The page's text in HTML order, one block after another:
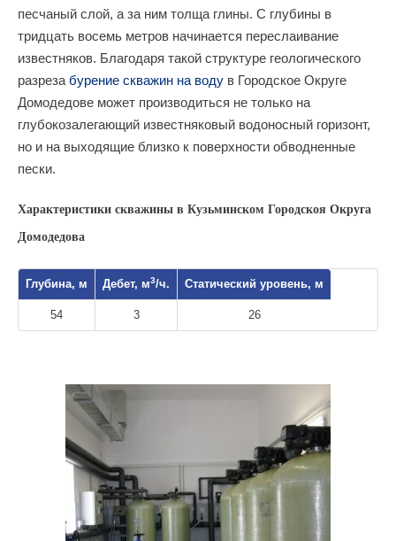
песчаный слой, а за ним толща глины. С глубины в
тридцать восемь метров начинается переслаивание
известняков. Благодаря такой структуре геологического
разреза бурение скважин на воду в Городское Округе
Домодедове может производиться не только на
глубокозалегающий известняковый водоносный горизонт,
но и на выходящие близко к поверхности обводненные
пески.
Характеристики скважины в Кузьминском Городскоя Округа
Домодедова
Глубина, м Дебет, м3/ч. Статический уровень, м
54 3 26